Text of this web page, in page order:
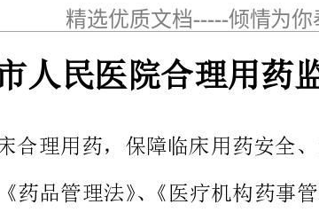
任丘市人民医院合理用药监控实施方案
为促进临床合理用药，保障临床用药安全、经济、有效，全面提高医
药物临床应用指导原则》、《卫生部办公厅关于抗菌药物临床应用管理有
关问题的通知》、《医院处方点评管理规范（试行）》等法律、规章和指